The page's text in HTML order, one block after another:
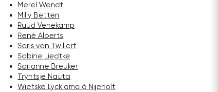
Merel Wendt
Milly Betten
Ruud Venekamp
René Alberts
Saris van Twillert
Sabine Liedtke
Sarianne Breuker
Tryntsje Nauta
Wietske Lycklama à Nijeholt